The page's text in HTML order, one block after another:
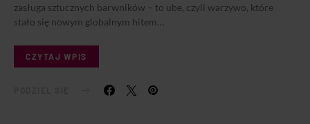
zasługa sztucznych barwników – to ube, czyli warzywo, które
stało się nowym globalnym hitem…
CZYTAJ WPIS